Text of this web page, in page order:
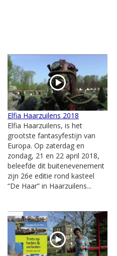
Elfia Haarzuilens 2018
Elfia Haarzuilens, is het
grootste fantasyfestijn van
Europa. Op zaterdag en
zondag, 21 en 22 april 2018,
beleefde dit buitenevenement
zijn 26e editie rond kasteel
“De Haar” in Haarzuilens...